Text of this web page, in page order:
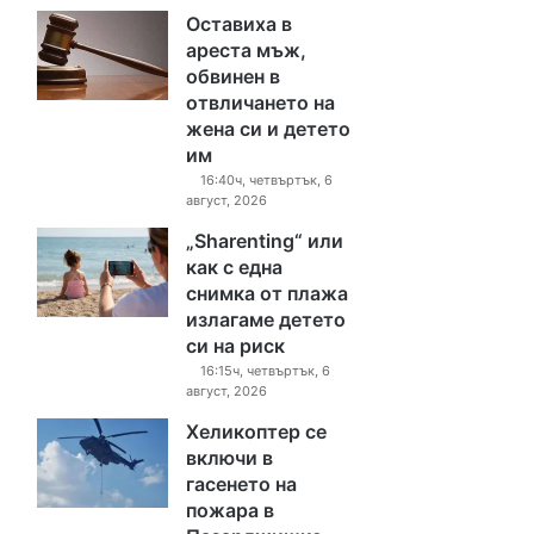
Оставиха в
ареста мъж,
обвинен в
отвличането на
жена си и детето
им
16:40ч, четвъртък, 6
август, 2026
„Sharenting“ или
как с една
снимка от плажа
излагаме детето
си на риск
16:15ч, четвъртък, 6
август, 2026
Хеликоптер се
включи в
гасенето на
пожара в